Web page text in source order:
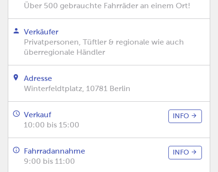
Über 500 gebrauchte Fahrräder an einem Ort!
Verkäufer
Privatpersonen, Tüftler & regionale wie auch
überregionale Händler
Adresse
Winterfeldtplatz, 10781 Berlin
Verkauf
10:00 bis 15:00
INFO
Fahrradannahme
9:00 bis 11:00
INFO